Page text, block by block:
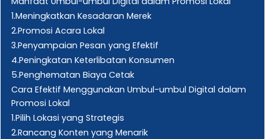
1.Meningkatkan Kesadaran Merek
2.Promosi Acara Lokal
3.Penyampaian Pesan yang Efektif
4.Peningkatan Keterlibatan Konsumen
5.Penghematan Biaya Cetak
Cara Efektif Menggunakan Umbul-umbul Digital dalam
Promosi Lokal
1.Pilih Lokasi yang Strategis
2.Rancang Konten yang Menarik